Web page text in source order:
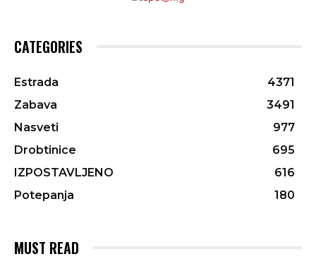
CATEGORIES
Estrada
4371
Zabava
3491
Nasveti
977
Drobtinice
695
IZPOSTAVLJENO
616
Potepanja
180
MUST READ